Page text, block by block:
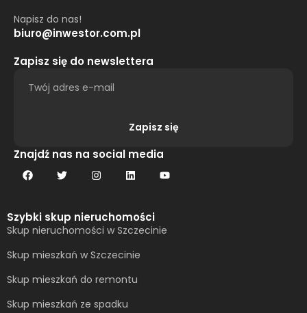
Napisz do nas!
biuro@inwestor.com.pl
Zapisz się do newslettera
Zapisz się
Alternative:
Znajdź nas na social media
Szybki skup nieruchomości
Skup nieruchomości w Szczecinie
Skup mieszkań w Szczecinie
Skup mieszkań do remontu
Skup mieszkań ze spadku